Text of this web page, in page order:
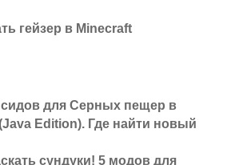
гейзер в Minecraft
для Серных пещер в
Edition). Где найти новый
сундуки! 5 модов для